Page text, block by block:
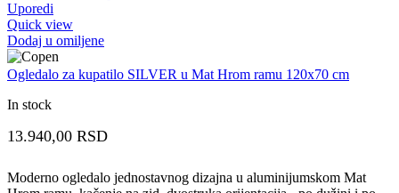
Uporedi
Quick view
Dodaj u omiljene
Ogledalo za kupatilo SILVER u Mat Hrom ramu 120x70 cm
In stock
13.940,00 RSD
Moderno ogledalo jednostavnog dizajna u aluminijumskom Mat